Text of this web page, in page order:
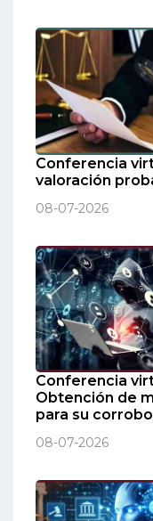
Conferencia
valoración
08-07-2026
Conferencia
Obtención de
para su
08-07-2026